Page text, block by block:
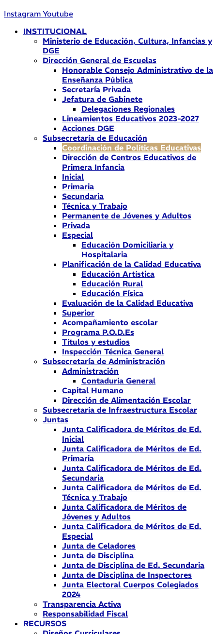
Instagram Youtube
INSTITUCIONAL
Ministerio de Educación, Cultura, Infancias y
DGE
Dirección General de Escuelas
Honorable Consejo Administrativo de la
Enseñanza Pública
Secretaría Privada
Jefatura de Gabinete
Delegaciones Regionales
Lineamientos Educativos 2023-2027
Acciones DGE
Subsecretaría de Educación
Coordinación de Políticas Educativas
Dirección de Centros Educativos de
Primera Infancia
Inicial
Primaria
Secundaria
Técnica y Trabajo
Permanente de Jóvenes y Adultos
Privada
Especial
Educación Domiciliaria y
Hospitalaria
Planificación de la Calidad Educativa
Educación Artística
Educación Rural
Educación Física
Evaluación de la Calidad Educativa
Superior
Acompañamiento escolar
Programa P.O.D.Es
Títulos y estudios
Inspección Técnica General
Subsecretaría de Administración
Administración
Contaduría General
Capital Humano
Dirección de Alimentación Escolar
Subsecretaría de Infraestructura Escolar
Juntas
Junta Calificadora de Méritos de Ed.
Inicial
Junta Calificadora de Méritos de Ed.
Primaria
Junta Calificadora de Méritos de Ed.
Secundaria
Junta Calificadora de Méritos de Ed.
Técnica y Trabajo
Junta Calificadora de Méritos de
Jóvenes y Adultos
Junta Calificadora de Méritos de Ed.
Especial
Junta de Celadores
Junta de Disciplina
Junta de Disciplina de Ed. Secundaria
Junta de Disciplina de Inspectores
Junta Electoral Cuerpos Colegiados
2024
Transparencia Activa
Responsabilidad Fiscal
RECURSOS